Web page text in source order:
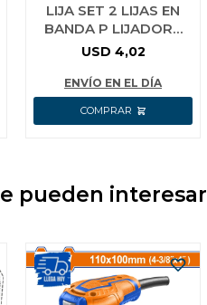
LIJA SET 2 LIJAS EN
BANDA P LIJADORA
INDUST PBS12001
100X610MM
USD 4,02
ENVÍO EN EL DÍA
pueden interesar